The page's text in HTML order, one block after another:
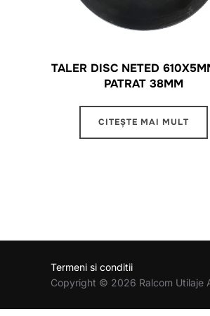
TALER DISC NETED
PATRAT 38MM
CITEȘTE MAI MULT
Termeni si conditii
Copyright © 2026 Ralcom Utilaje